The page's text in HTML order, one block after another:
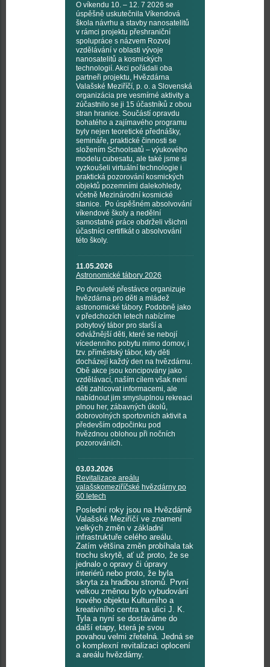
O víkendu 10. – 12. 7 2026 se
úspěšně uskutečnila Víkendová
škola návrhu a stavby nanosatelitů
v rámci projektu přeshraniční
spolupráce s názvem Rozvoj
vzdělávání v oblasti vývoje
nanosatelitů a kosmických
technologií. Akci pořádali oba
partneři projektu, Hvězdárna
Valašské Meziříčí, p. o. a Slovenská
organizácia pre vesmírné aktivity a
zúčastnilo se ji 15 účastníků z obou
stran hranice. Součástí opravdu
bohatého a zajímavého programu
byly nejen teoretické přednášky,
semináře, praktické činnosti se
složením Schoolsatů – výukového
modelu cubesatu, ale také jsme si
vyzkoušeli virtuální technologie i
praktická pozorování kosmických
objektů pozemními dalekohledy,
včetně Mezinárodní kosmické
stanice. Po úspěšném absolvování
víkendové školy a nedělní
samostatné práce obdrželi všichni
účastníci certifikát o absolvování
této školy.
11.05.2026
Astronomické tábory 2026
Po dvouleté přestávce organizuje
hvězdárna pro děti a mládež
astronomické tábory. Podobně jako
v předchozích letech nabízíme
pobytový tábor pro starší a
odvážnější děti, které se nebojí
vícedenního pobytu mimo domov, i
tzv. příměstský tábor, kdy děti
docházejí každý den na hvězdárnu.
Obě akce jsou koncipovány jako
vzdělávací, naším cílem však není
děti zahlcovat informacemi, ale
nabídnout jim smysluplnou rekreaci
plnou her, zábavných úkolů,
dobrovolných sportovních aktivit a
především odpočinku pod
hvězdnou oblohou při nočních
pozorováních.
03.03.2026
Revitalizace areálu
valašskomeziříčské hvězdárny po
60 letech
Poslední roky jsou na Hvězdárně
Valašské Meziříčí ve znamení
velkých změn v základní
infrastruktuře celého areálu.
Zatím většina změn probíhala tak
trochu skrytě, ať už proto, že se
jednalo o opravy či úpravy
interiérů nebo proto, že byla
skryta za hradbou stromů. První
velkou změnou bylo vybudování
nového objektu Kulturního a
kreativního centra na ulici J. K.
Tyla a nyní se dostáváme do
další etapy, která je svou
povahou velmi zřetelná. Jedná se
o komplexní revitalizaci oplocení
a areálu hvězdárny.